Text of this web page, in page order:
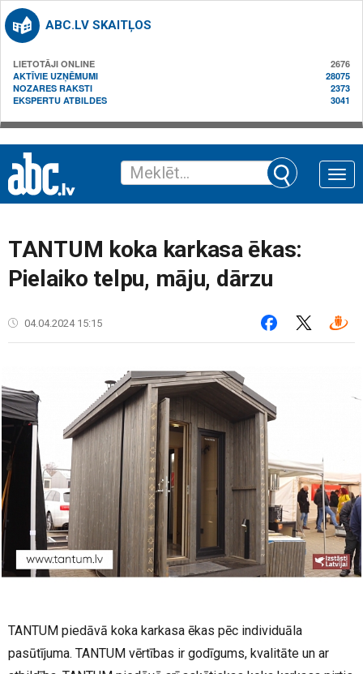
ABC.LV SKAITĻOS
LIETOTĀJI ONLINE
2676
AKTĪVIE UZŅĒMUMI
28075
NOZARES RAKSTI
2373
EKSPERTU ATBILDES
3041
Toggle
TANTUM koka karkasa ēkas:
Pielaiko telpu, māju, dārzu
04.04.2024 15:15
TANTUM piedāvā koka karkasa ēkas pēc individuāla
pasūtījuma. TANTUM vērtības ir godīgums, kvalitāte un ar